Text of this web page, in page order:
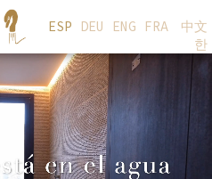
ESP DEU ENG FRA
中文
한